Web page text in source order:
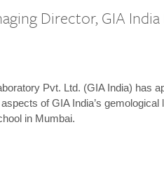
Director, GIA
Pvt. Ltd. (GIA India) has
of GIA India’s
in Mumbai.